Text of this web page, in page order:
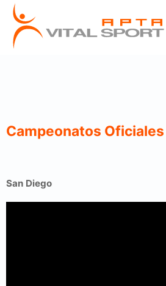
Campeonatos Oficiales
San Diego